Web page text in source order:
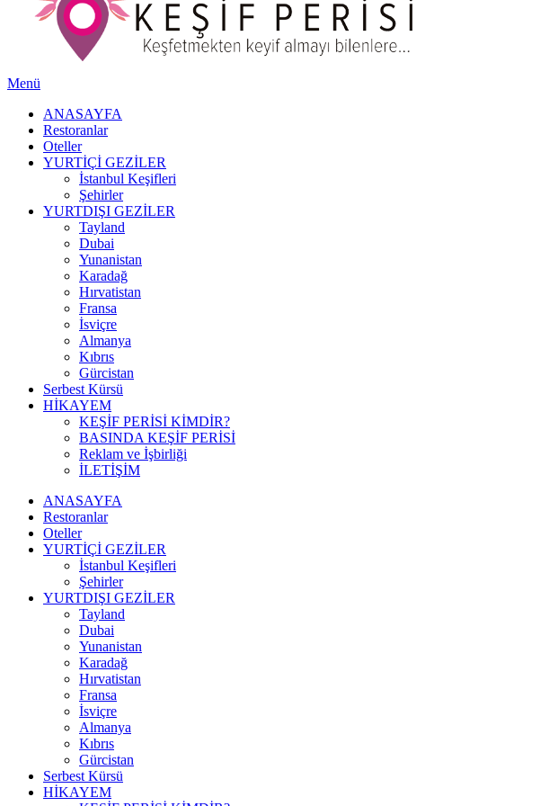
Menü
ANASAYFA
Restoranlar
Oteller
YURTİÇİ GEZİLER
İstanbul Keşifleri
Şehirler
YURTDIŞI GEZİLER
Tayland
Dubai
Yunanistan
Karadağ
Hırvatistan
Fransa
İsviçre
Almanya
Kıbrıs
Gürcistan
Serbest Kürsü
HİKAYEM
KEŞİF PERİSİ KİMDİR?
BASINDA KEŞİF PERİSİ
Reklam ve İşbirliği
İLETİŞİM
ANASAYFA
Restoranlar
Oteller
YURTİÇİ GEZİLER
İstanbul Keşifleri
Şehirler
YURTDIŞI GEZİLER
Tayland
Dubai
Yunanistan
Karadağ
Hırvatistan
Fransa
İsviçre
Almanya
Kıbrıs
Gürcistan
Serbest Kürsü
HİKAYEM